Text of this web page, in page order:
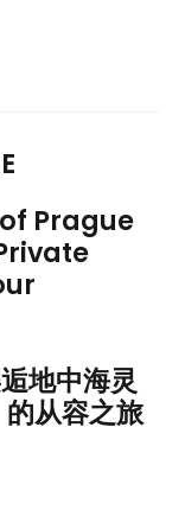
Prague
地中海灵
从容之旅